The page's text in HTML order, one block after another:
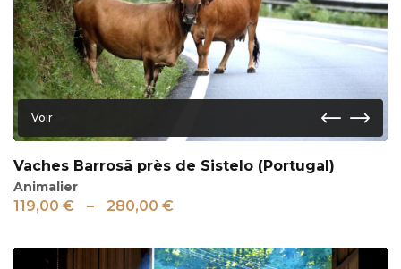
Voir
Vaches Barrosã près de Sistelo (Portugal)
Animalier
119,00 € – 280,00 €